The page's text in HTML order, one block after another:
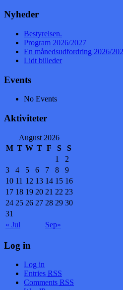
Nyheder
Bestyrelsen.
Program 2026/2027
En månedsudfordring 2026/
Lidt billeder
Events
No Events
Aktiviteter
August 2026
M T W T F S S
« Jul Sep»
1
2
3
4 5 6 7 8
9
10 11 12 13 14 15 16
17 18 19 20 21 22 23
24 25 26 27 28 29 30
31
Log in
Log in
Entries RSS
Comments RSS